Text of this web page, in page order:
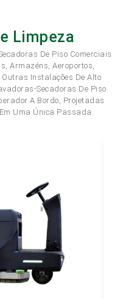
Limpeza
De Piso Comerciais
Armazéns, Aeroportos,
Instalações De Alto
Secadoras De Piso
A Bordo, Projetadas
Uma Única Passada.